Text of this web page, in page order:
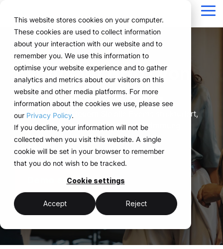
This website stores cookies on your computer.
These cookies are used to collect information
about your interaction with our website and to
remember you. We use this information to
optimise your website experience and to gather
analytics and metrics about our visitors on this
website and other media platforms. For more
information about the cookies we use, please see
our Privacy Policy.
If you decline, your information will not be
collected when you visit this website. A single
cookie will be set in your browser to remember
that you do not wish to be tracked.
Cookie settings
Accept Reject
überspringen
Überblick
So funktioniert es
Das System
Struktur für Ihre
Eventprozesse.
ExpoCloud bringt
Planung, Umsetzung
und Auswertung in ein
zentrales System.
Für Unternehmen, die
ihre Messeauftritte
standardisieren und
skalierbar steuern
wollen.
ein System statt
Einzellösungen
klare Abläufe über
alle Events
Funktionen
Planung
Buchung
Logistik
Analytics
Projektmanagement
Alles, was Sie für
Events brauchen.
Von der ersten Planung
bis zur Auswertung
greifen alle
Funktionen ineinander
und folgen einer klaren
Struktur.
zentrale Plattform
(myWWM)
modulare
Messestände
integrierte Logistik
Daten für echte
Entscheidungen
Marketing Teams
Event Manager
Procurement
Für Unternehmen
mit komplexen
Eventstrukturen.
ExpoCloud richtet sich
an Teams, die
regelmäßig an Messen
teilnehmen und ihre
Prozesse endlich
strukturieren wollen.
weniger Abstimmung
mehr Kontrolle
alle Standorte
Referenzen
Projekte
Bewährt in der
Praxis.
Unternehmen aus
verschiedenen
Branchen steuern ihre
Events effizient,
skalierbar und
strukturiert mit
ExpoCloud.
Preise & Modell
Mietsysteme erklärt
Logistik-Flatrate
Skalierbarkeit
Public Version
Über uns
WWM Gruppe
Nachhaltigkeit
Technologie & Plattform
Blog
Technologie
trifft
Umsetzung.
ExpoCloud
verbindet
Messebau und
Logistik,
entwickelt und
betrieben von
der WWM
Gruppe.
Events im Griff. Von
Anfang bis Ende.
Mit ExpoCloud steuern Sie alle Events strukturiert,
übersichtlich und ohne unnötige Abstimmung
zentral.
Demo anfragen